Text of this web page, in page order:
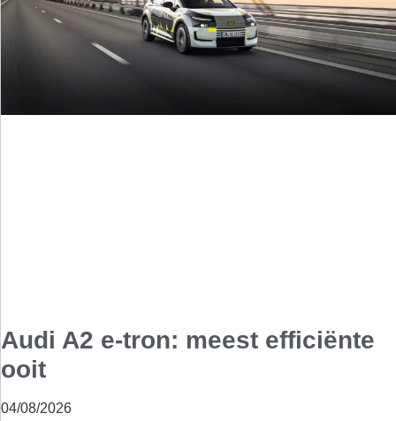
Audi A2 e-tron: meest efficiënte
ooit
04/08/2026